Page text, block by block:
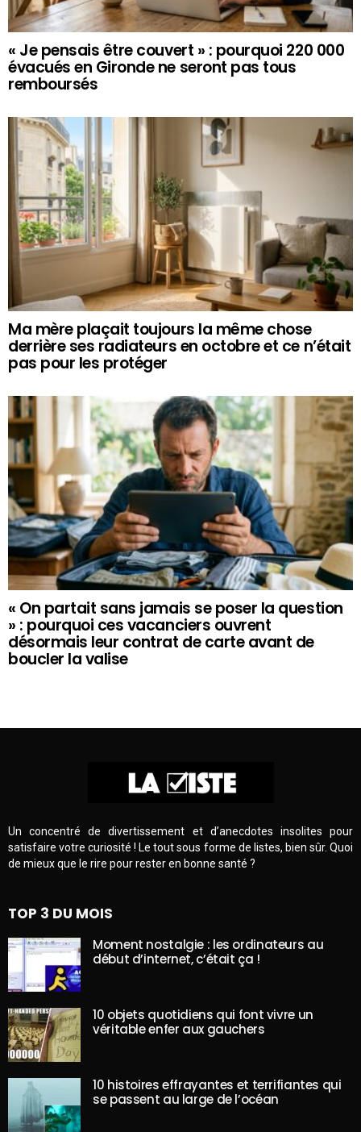
« Je pensais être couvert » : pourquoi 220 000
évacués en Gironde ne seront pas tous
remboursés
Ma mère plaçait toujours la même chose
derrière ses radiateurs en octobre et ce n’était
pas pour les protéger
« On partait sans jamais se poser la question
» : pourquoi ces vacanciers ouvrent
désormais leur contrat de carte avant de
boucler la valise
Un concentré de divertissement et d’anecdotes insolites pour
satisfaire votre curiosité ! Le tout sous forme de listes, bien sûr. Quoi
de mieux que le rire pour rester en bonne santé ?
TOP 3 DU MOIS
Moment nostalgie : les ordinateurs au
début d’internet, c’était ça !
10 objets quotidiens qui font vivre un
véritable enfer aux gauchers
10 histoires effrayantes et terrifiantes qui
se passent au large de l’océan